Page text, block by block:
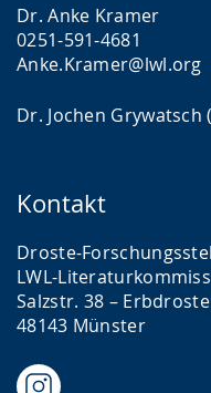
Dr. Anke Kramer
0251-591-4681
Anke.Kramer@lwl.org
Dr. Jochen Grywatsch
Kontakt
Droste-
LWL-
Salzstr. 38 –
48143 Münster